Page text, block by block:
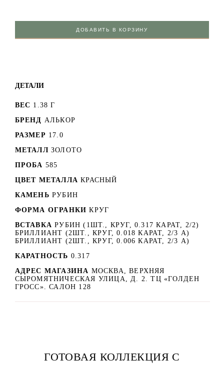
ДОБАВИТЬ В КОРЗИНУ
ДЕТАЛИ
ВЕС 1.38 Г
БРЕНД АЛЬКОР
РАЗМЕР 17.0
МЕТАЛЛ ЗОЛОТО
ПРОБА 585
ЦВЕТ МЕТАЛЛА КРАСНЫЙ
КАМЕНЬ РУБИН
ФОРМА ОГРАНКИ КРУГ
ВСТАВКА РУБИН (1ШТ., КРУГ, 0.317 КАРАТ, 2/2)
БРИЛЛИАНТ (2ШТ., КРУГ, 0.018 КАРАТ, 2/3 А)
БРИЛЛИАНТ (2ШТ., КРУГ, 0.006 КАРАТ, 2/3 А)
КАРАТНОСТЬ 0.317
АДРЕС МАГАЗИНА МОСКВА, ВЕРХНЯЯ
СЫРОМЯТНИЧЕСКАЯ УЛИЦА, Д. 2. ТЦ «ГОЛДЕН
ГРОСС». САЛОН 128
ГОТОВАЯ КОЛЛЕКЦИЯ С